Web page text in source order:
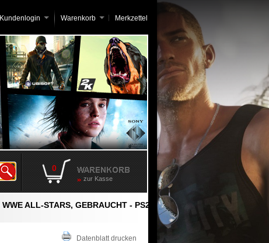
Kundenlogin Merkzettel
Warenkorb
0
zur Kasse
WWE ALL-STARS, GEBRAUCHT - PS2
Datenblatt drucken